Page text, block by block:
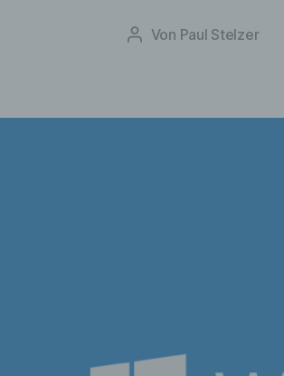
Beitragsautor
Von Paul Stelzer